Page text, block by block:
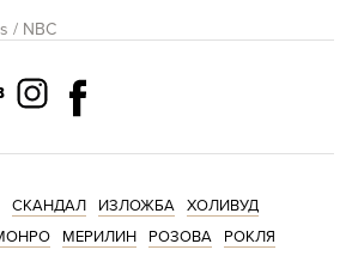
/ NBC
СКАНДАЛ ИЗЛОЖБА
ХОЛИВУД
МЕРИЛИН РОЗОВА РОКЛЯ